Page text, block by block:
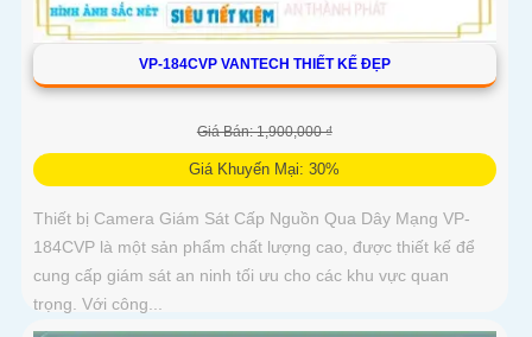
VP-184CVP VANTECH THIẾT KẾ ĐẸP
Giá Bán: 1,900,000 ₫
Giá Khuyến Mại: 30%
Thiết bị Camera Giám Sát Cấp Nguồn Qua Dây Mạng VP-
184CVP là một sản phẩm chất lượng cao, được thiết kế để
cung cấp giám sát an ninh tối ưu cho các khu vực quan
trọng. Với công...